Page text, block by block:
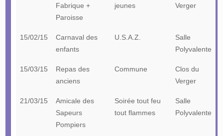
Fabrique +
Paroisse
jeunes
Verger
15/02/15
Carnaval des
enfants
U.S.A.Z.
Salle
Polyvalente
15/03/15
Repas des
anciens
Commune
Clos du
Verger
21/03/15
Amicale des
Sapeurs
Pompiers
Soirée tout feu
tout flammes
Salle
Polyvalente